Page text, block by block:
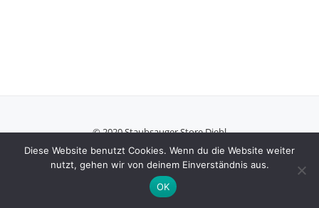
© 2020 Staubsauger Store Diehl
Secondary
Menu Azera Shoppowered byWordPress
Diese Website benutzt Cookies. Wenn du die Website weiter
nutzt, gehen wir von deinem Einverständnis aus.
OK